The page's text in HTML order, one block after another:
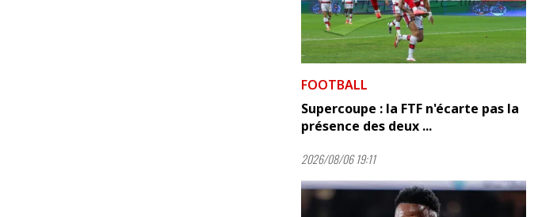
FOOTBALL
Supercoupe : la FTF n'écarte pas la
présence des deux ...
2026/08/06 19:11